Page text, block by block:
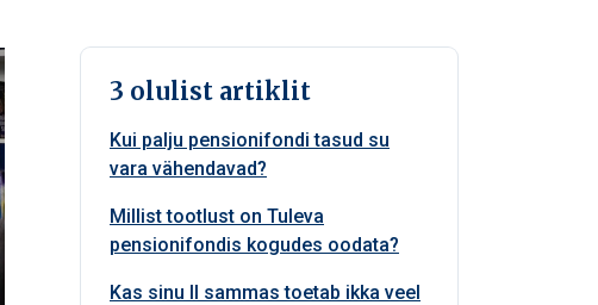
3 olulist artiklit
Kui palju pensionifondi tasud su
vara vähendavad?
Millist tootlust on Tuleva
pensionifondis kogudes oodata?
Kas sinu II sammas toetab ikka veel